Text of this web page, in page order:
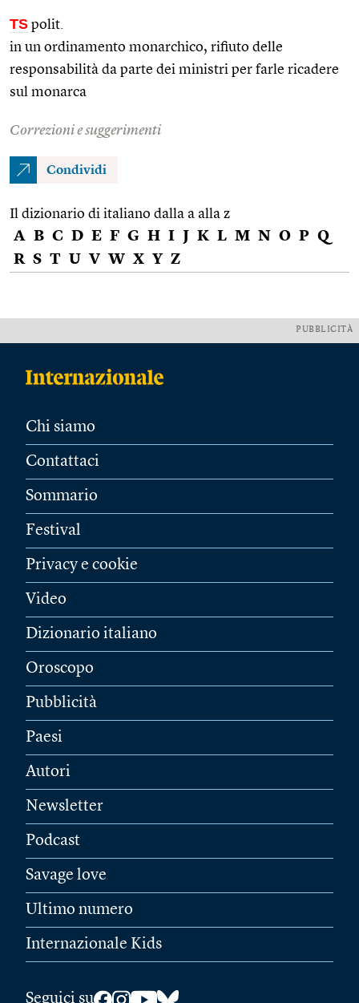
TS polit.
in un ordinamento monarchico, rifiuto delle
responsabilità da parte dei ministri per farle ricadere
sul monarca
Correzioni e suggerimenti
Condividi
Il dizionario di italiano dalla a alla z
A B C D E F G H I J K L M N O P Q
R S T U V W X Y Z
PUBBLICITÀ
Chi siamo
Contattaci
Sommario
Festival
Privacy e cookie
Video
Dizionario italiano
Oroscopo
Pubblicità
Paesi
Autori
Newsletter
Podcast
Savage love
Ultimo numero
Internazionale Kids
Seguici su